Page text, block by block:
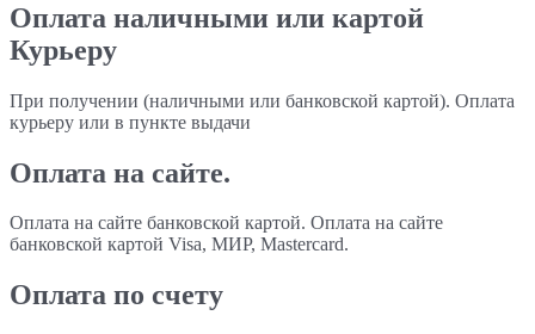
Оплата наличными или картой
Курьеру
При получении (наличными или банковской картой). Оплата
курьеру или в пункте выдачи
Оплата на сайте.
Оплата на сайте банковской картой. Оплата на сайте
банковской картой Visa, МИР, Mastercard.
Оплата по счету